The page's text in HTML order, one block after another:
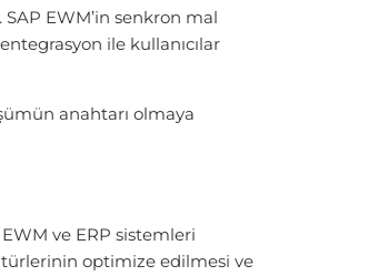
EWM’in senkron mal
ile kullanıcılar
anahtarı olmaya
ve ERP sistemleri
türlerinin optimize edilmesi ve